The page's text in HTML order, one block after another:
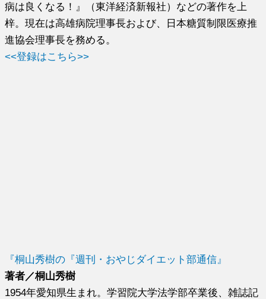
病は良くなる！』（東洋経済新報社）などの著作を上
梓。現在は高雄病院理事長および、日本糖質制限医療推
進協会理事長を務める。
<<登録はこちら>>
『桐山秀樹の『週刊・おやじダイエット部通信』
著者／桐山秀樹
1954年愛知県生まれ。学習院大学法学部卒業後、雑誌記